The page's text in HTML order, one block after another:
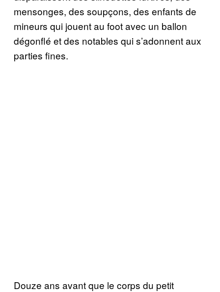
mensonges, des soupçons, des enfants de
mineurs qui jouent au foot avec un ballon
dégonflé et des notables qui s’adonnent aux
parties fines.
Douze ans avant que le corps du petit